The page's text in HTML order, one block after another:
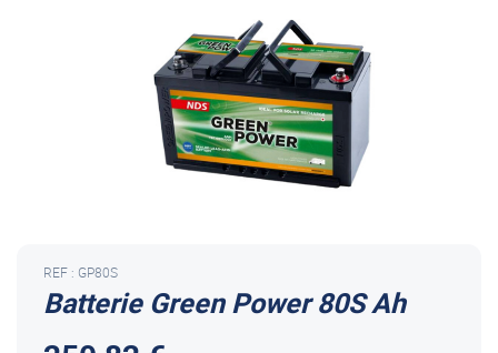
Batterie Green Power 80S Ah
REF : GP80S